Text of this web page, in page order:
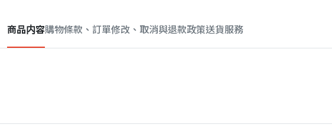
商品内容購物條款、訂單修改、取消與退款政策送貨服務